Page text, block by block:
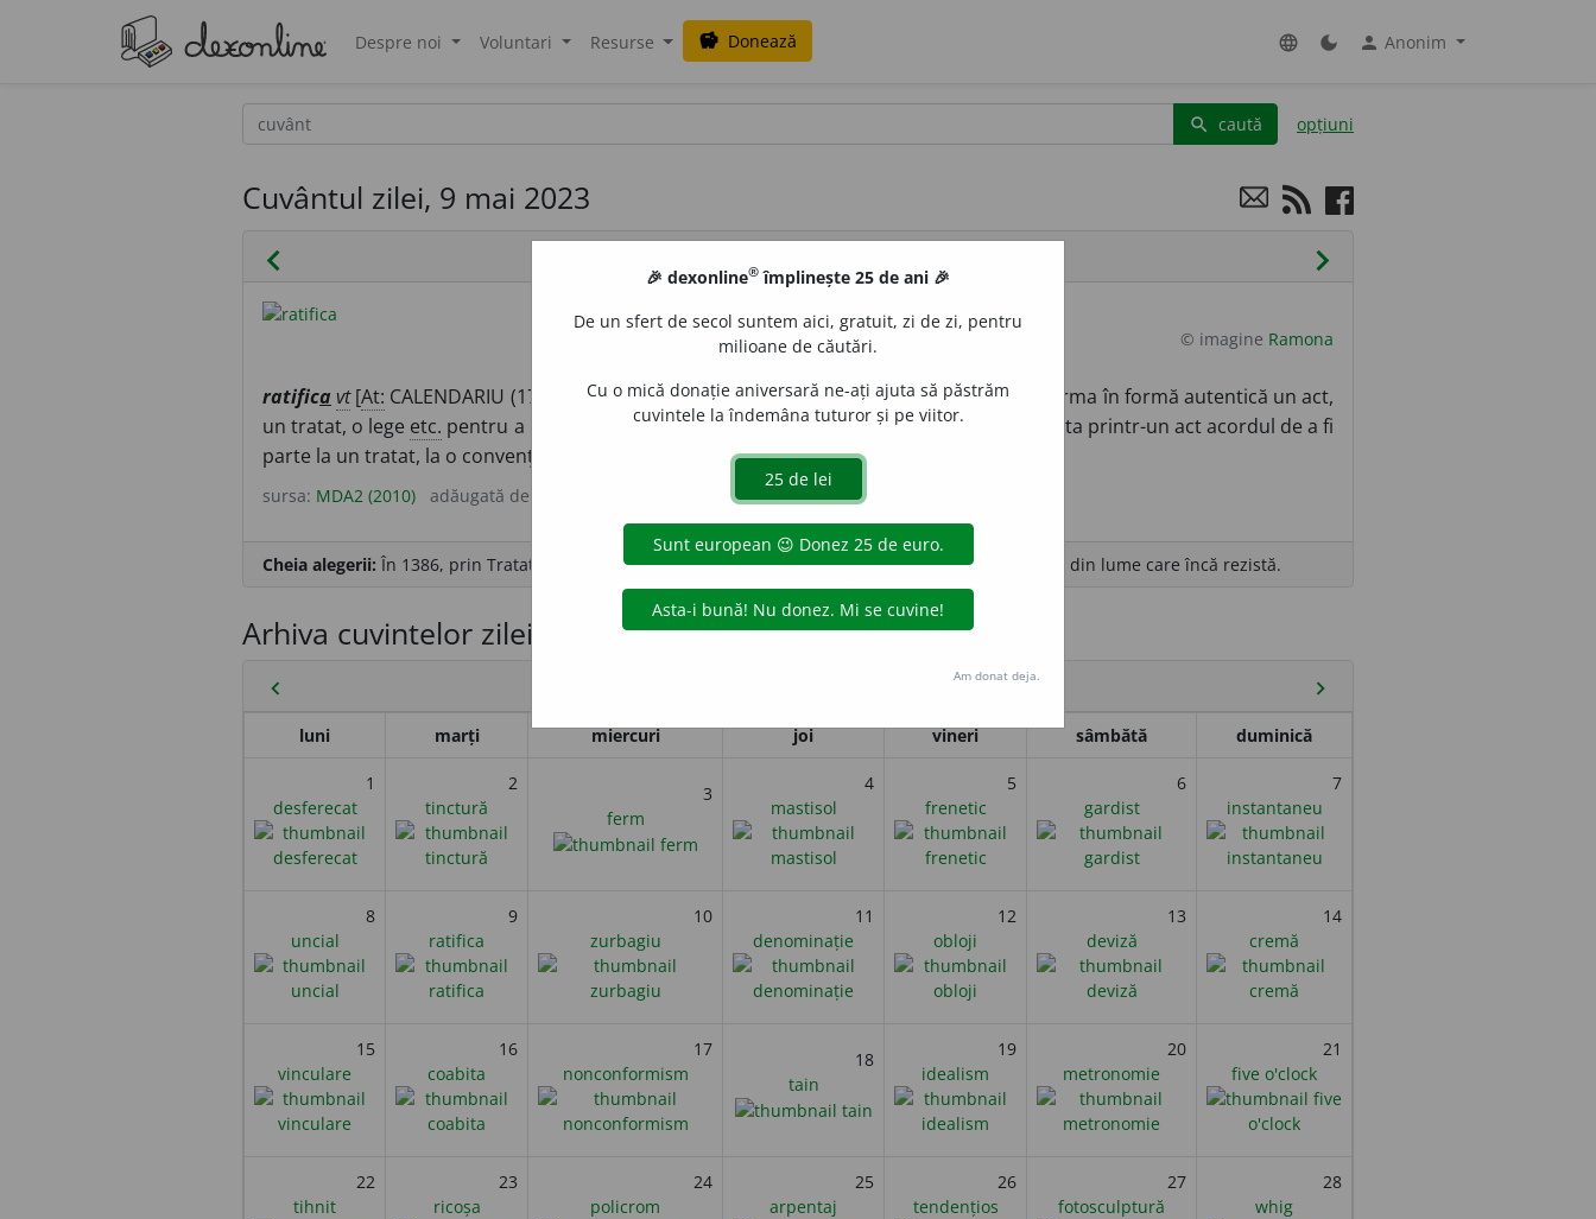
Despre noi Voluntari Resurse savings Donează language dark_mode person Anonim
search caută opțiuni
Cuvântul zilei, 9 mai 2023
chevron_left chevron_right
© imagine Ramona
ratifica vt[At: CALENDARIU (1794), 30/29 /Pzi:ratific/E:frratifier,latratificare]1A confirma în formă autentică un act,
un tratat, o lege etc. pentru a le face să aibă deplină valabilitate.2(D.un stat) A-și manifesta printr-un act acordul de a fi
parte la un tratat, la o convenție
sursa: MDA2 (2010) adăugată de
Cheia alegerii: În 1386, prin Tratatul de la Windsor, Anglia și Portugalia ratifică cea mai veche alianță din lume care încă rezistă.
Arhiva cuvintelor zilei
chevron_left chevron_right
luni marți miercuri joi vineri sâmbătă duminică
1
desferecat
2
tinctură
3
ferm
4
mastisol
5
frenetic
6
gardist
7
instantaneu
8
uncial
9
ratifica
10
zurbagiu
11
denominație
12
obloji
13
deviză
14
cremă
15
vinculare
16
coabita
17
nonconformism
18
tain
19
idealism
20
metronomie
21
five o'clock
22
tihnit
23
ricoșa
24
policrom
25
arpentaj
26
tendențios
27
fotosculptură
28
whig
🎉 dexonline® împlinește 25 de ani 🎉
De un sfert de secol suntem aici, gratuit, zi de zi, pentru
milioane de căutări.
Cu o mică donație aniversară ne-ați ajuta să păstrăm
cuvintele la îndemâna tuturor și pe viitor.
Am donat deja.